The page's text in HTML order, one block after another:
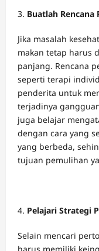
Buatlah Rencana
Jika masalah
makan tetap harus
panjang. Rencana
seperti terapi
penderita untuk
terjadinya
juga belajar
dengan cara yang
yang berbeda,
tujuan pemulihan
Pelajari Strategi
Selain mencari